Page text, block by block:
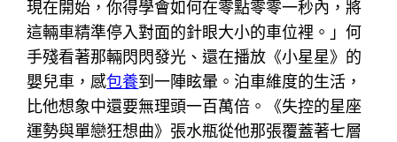
現在開始，你得學會如何在零點零零一秒內，將
這輛車精準停入對面的針眼大小的車位裡。」何
手殘看著那輛閃閃發光、還在播放《小星星》的
嬰兒車，感包養到一陣眩暈。泊車維度的生活，
比他想象中還要無理頭一百萬倍。《失控的星座
運勢與單戀狂想曲》張水瓶從他那張覆蓋著七層